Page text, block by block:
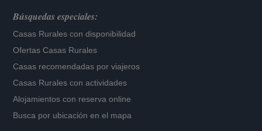
Búsquedas especiales:
Casas Rurales con disponibilidad
Ofertas Casas Rurales
Casas recomendadas por viajeros
Casas Rurales con actividades
Alojamientos con reserva online
Busca por ubicación en el mapa